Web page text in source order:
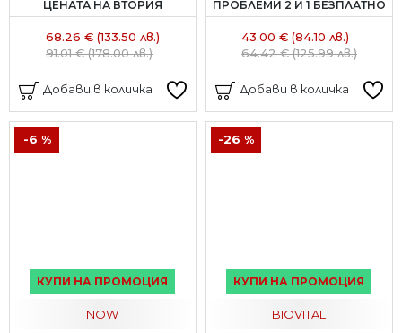
ЦЕНАТА НА ВТОРИЯ
68.26 € (133.50 лв.)
91.01 € (178.00 лв.)
Добави в количка
ПРОБЛЕМИ 2 И 1 БЕЗПЛАТНО
43.00 € (84.10 лв.)
64.42 € (125.99 лв.)
Добави в количка
КУПИ НА ПРОМОЦИЯ
-6 %
NOW
КУПИ НА ПРОМОЦИЯ
-26 %
BIOVITAL